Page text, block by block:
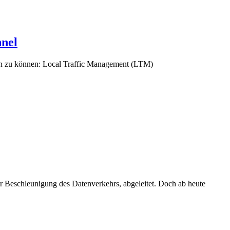
zu können: Local Traffic Management (LTM)
des Datenverkehrs, abgeleitet. Doch ab heute